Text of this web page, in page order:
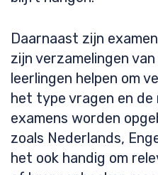
Daarnaast zijn
zijn verzamelingen
leerlingen helpen om
het type vragen en de
examens worden
zoals Nederlands,
het ook handig om